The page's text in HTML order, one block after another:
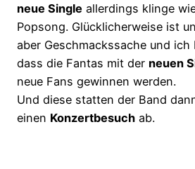
neue Single allerdings klinge
Popsong. Glücklicherweise ist
aber Geschmackssache und ich
dass die Fantas mit der neuen
neue Fans gewinnen werden.
Und diese statten der Band
einen Konzertbesuch ab.